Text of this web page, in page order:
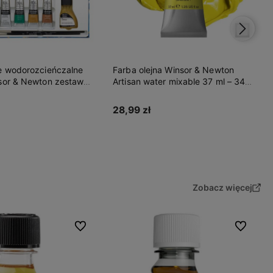
Winsor & Newton
mixable 37 ml – 346
Zobacz więcej
Do ulubionych Do